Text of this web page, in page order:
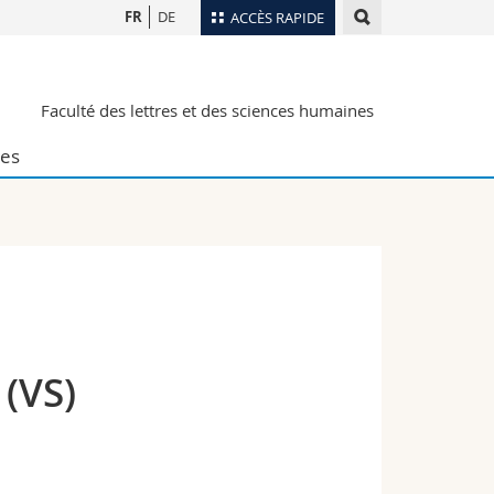
ACCÈS RAPIDE
Plan d'accès
Webmail
FR DE
Faculté des lettres et des sciences humaines